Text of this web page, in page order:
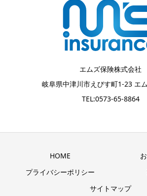
エムズ保険株式会社
岐阜県中津川市えびす町1-23 エ
TEL:0573-65-8864
HOME
プライバシーポリシー
サイトマップ